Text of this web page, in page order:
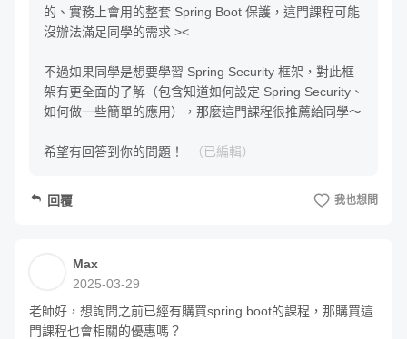
這門課程會使用以下環境進行教學：
Spring Security 版本：6.1.5（另外會穿插 Spring
MySQL 資料庫版本：8.0.35
IntelliJ IDEA Ultimate 2023.2
Postman
的、實務上會用的整套 Spring Boot 保護，這門課程可能
沒辦法滿足同學的需求 ><
不過如果同學是想要學習 Spring Security 框架，對此框
架有更全面的了解（包含知道如何設定 Spring Security、
如何做一些簡單的應用），那麼這門課程很推薦給同學～
希望有回答到你的問題！ （已編輯）
回覆 我也想問
Max
2025-03-29
老師好，想詢問之前已經有購買spring boot的課程，那購買這
門課程也會相關的優惠嗎？